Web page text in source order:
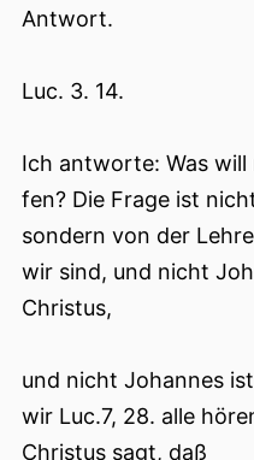
Antwort.
Luc. 3. 14.
Ich antworte: Was will
fen? Die Frage ist
sondern von der
wir sind, und nicht
Christus,
und nicht Johannes
wir Luc.7, 28. alle
Christus sagt, daß